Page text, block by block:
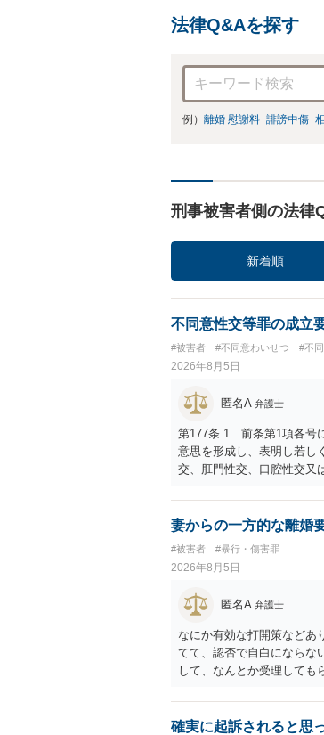
法律Q&Aを探す
例） 離婚 慰謝料 誹謗中傷
刑事被害者側の法律
新着順
不同意性交等罪の成立
#被害者 #不同意わいせつ #不
2026年8月5日
匿名A 弁護士
第177条 1 前条第1項各号
意思を形成し、表明し若し
交、肛門性交、口腔性交又
係の有無にかかわらず、5
に類する行為又は事由によ
上10年以下の拘禁刑に処す
と。 以上の通りですから
することが困難な状態」で
妻からの一方的な離婚
#被害者 #暴行・傷害罪
2026年8月5日
匿名A 弁護士
なにか有効な打開策などあ
てて、認否で自白にならな
して、なんとか受理しても
確実に起訴されると思